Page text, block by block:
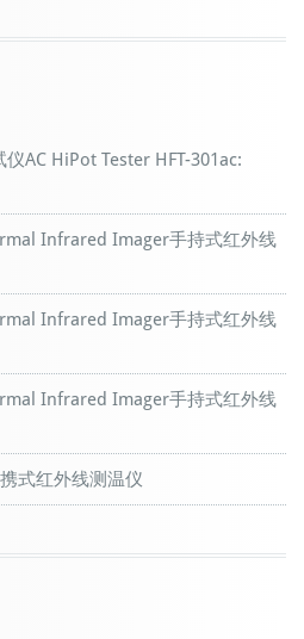
AC HiPot Tester HFT-301ac:
Infrared Imager手持式红外线
Infrared Imager手持式红外线
Infrared Imager手持式红外线
式红外线测温仪